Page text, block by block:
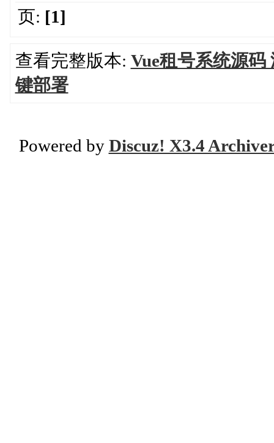
页: [1]
查看完整版本: Vue租号系统源码
键部署
Powered by Discuz! X3.4